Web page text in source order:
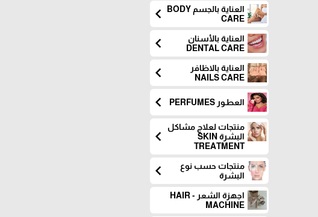
العناية بالجسم BODY
CARE
chevron_left
العناية بالأسنان
DENTAL CARE
chevron_left
العناية بالاظافر
NAILS CARE
chevron_left
العطـور PERFUMES chevron_left
منتجات لعلاج مشاكل
البشرة SKIN
TREATMENT
chevron_left
منتجات حسب نوع
البشرة
chevron_left
اجهزة الشعر - HAIR
MACHINE